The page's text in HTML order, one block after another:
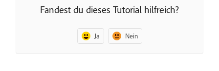
Fandest du dieses Tutorial hilfreich?
Ja Nein